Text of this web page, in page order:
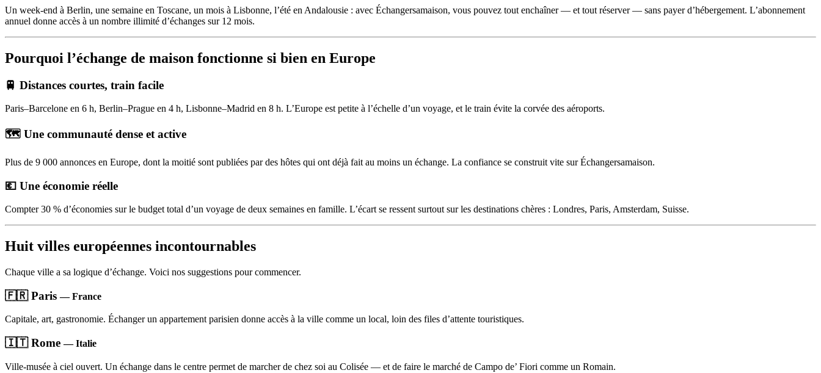
Un week-end à Berlin, une semaine en Toscane, un mois à Lisbonne, l’été en Andalousie : avec Échangersamaison, vous pouvez tout enchaîner — et tout réserver — sans payer d’hébergement. L’abonnement
annuel donne accès à un nombre illimité d’échanges sur 12 mois.
Pourquoi l’échange de maison fonctionne si bien en Europe
🚆 Distances courtes, train facile
Paris–Barcelone en 6 h, Berlin–Prague en 4 h, Lisbonne–Madrid en 8 h. L’Europe est petite à l’échelle d’un voyage, et le train évite la corvée des aéroports.
🗺️ Une communauté dense et active
Plus de 9 000 annonces en Europe, dont la moitié sont publiées par des hôtes qui ont déjà fait au moins un échange. La confiance se construit vite sur Échangersamaison.
💶 Une économie réelle
Compter 30 % d’économies sur le budget total d’un voyage de deux semaines en famille. L’écart se ressent surtout sur les destinations chères : Londres, Paris, Amsterdam, Suisse.
Huit villes européennes incontournables
Chaque ville a sa logique d’échange. Voici nos suggestions pour commencer.
🇫🇷 Paris— France
Capitale, art, gastronomie. Échanger un appartement parisien donne accès à la ville comme un local, loin des files d’attente touristiques.
🇮🇹 Rome— Italie
Ville-musée à ciel ouvert. Un échange dans le centre permet de marcher de chez soi au Colisée — et de faire le marché de Campo de’ Fiori comme un Romain.